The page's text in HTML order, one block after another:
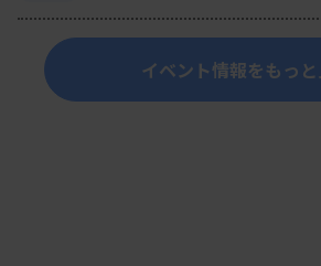
イベント情報をもっ